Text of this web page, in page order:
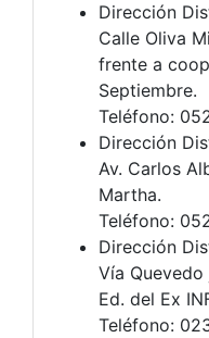
Dirección
Calle Oliva
frente a
Septiembre.
Teléfono:
Dirección
Av. Carlos
Martha.
Teléfono:
Dirección
Vía
Ed. del Ex
Teléfono: